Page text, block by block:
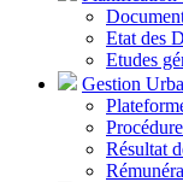
Etat des
Etudes
Gestion
Résultat